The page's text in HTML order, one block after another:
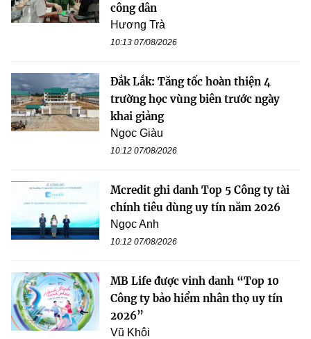
công dân
Hương Trà
10:13 07/08/2026
Đắk Lắk: Tăng tốc hoàn thiện 4
trường học vùng biên trước ngày
khai giảng
Ngọc Giàu
10:12 07/08/2026
Mcredit ghi danh Top 5 Công ty tài
chính tiêu dùng uy tín năm 2026
Ngọc Anh
10:12 07/08/2026
MB Life được vinh danh “Top 10
Công ty bảo hiểm nhân thọ uy tín
2026”
Vũ Khôi